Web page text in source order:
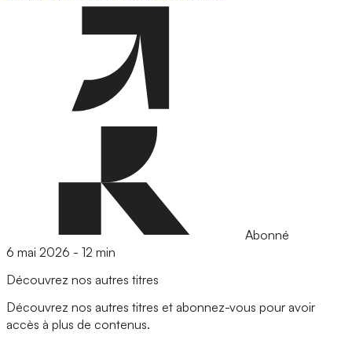
Abonné
6 mai 2026 - 12 min
Découvrez nos autres titres
Découvrez nos autres titres et abonnez-vous pour avoir
accès à plus de contenus.